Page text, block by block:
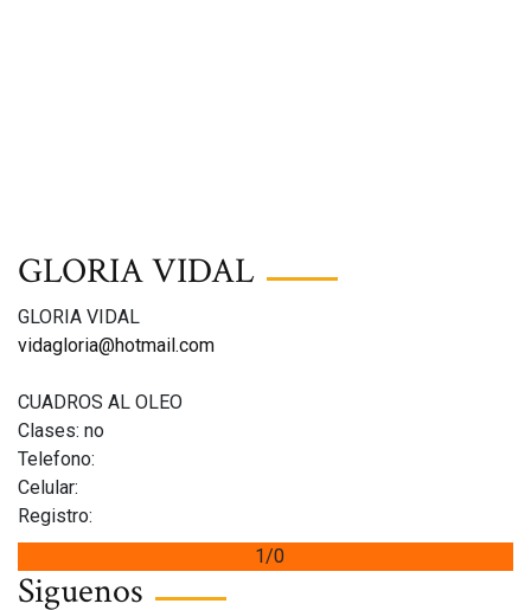
GLORIA VIDAL
GLORIA VIDAL
vidagloria@hotmail.com
CUADROS AL OLEO
Clases: no
Telefono:
Celular:
Registro:
1/0
Siguenos